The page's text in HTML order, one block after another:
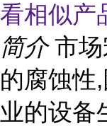
看相似产
简介 市
的腐蚀性
业的设备